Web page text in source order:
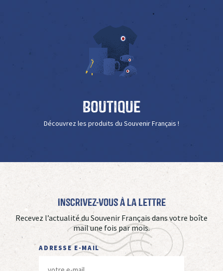
Boutique
Découvrez les produits du Souvenir Français !
Inscrivez-vous à La Lettre
Recevez l’actualité du Souvenir Français dans votre boîte
mail une fois par mois.
ADRESSE E-MAIL